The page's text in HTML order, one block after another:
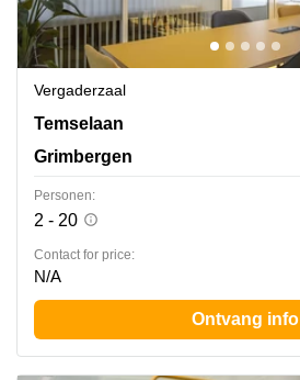
Vergaderzaal
Temselaan 100 A, Grimbergen
Temselaan
Grimbergen
Personen:
2 - 20
Contact for price:
N/A
Ontvang info